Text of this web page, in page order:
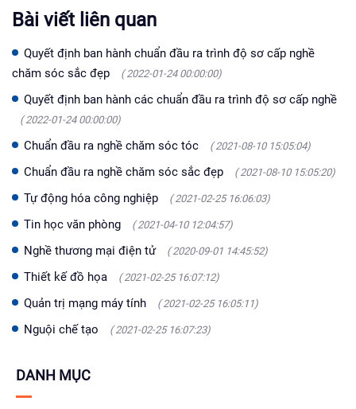
Bài viết liên quan
Quyết định ban hành chuẩn đầu ra trình độ sơ cấp nghề
chăm sóc sắc đẹp
( 2022-01-24 00:00:00)
Quyết định ban hành các chuẩn đầu ra trình độ sơ cấp nghề
( 2022-01-24 00:00:00)
Chuẩn đầu ra nghề chăm sóc tóc ( 2021-08-10 15:05:04)
Chuẩn đầu ra nghề chăm sóc sắc đẹp ( 2021-08-10 15:05:20)
Tự động hóa công nghiệp ( 2021-02-25 16:06:03)
Tin học văn phòng ( 2021-04-10 12:04:57)
Nghề thương mại điện tử ( 2020-09-01 14:45:52)
Thiết kế đồ họa ( 2021-02-25 16:07:12)
Quản trị mạng máy tính ( 2021-02-25 16:05:11)
Nguội chế tạo ( 2021-02-25 16:07:23)
DANH MỤC